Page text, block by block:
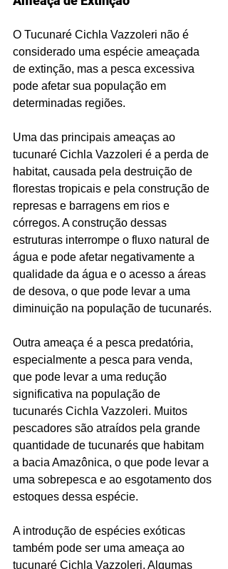
O Tucunaré Cichla Vazzoleri não é
considerado uma espécie ameaçada
de extinção, mas a pesca excessiva
pode afetar sua população em
determinadas regiões.
Uma das principais ameaças ao
tucunaré Cichla Vazzoleri é a perda de
habitat, causada pela destruição de
florestas tropicais e pela construção de
represas e barragens em rios e
córregos. A construção dessas
estruturas interrompe o fluxo natural de
água e pode afetar negativamente a
qualidade da água e o acesso a áreas
de desova, o que pode levar a uma
diminuição na população de tucunarés.
Outra ameaça é a pesca predatória,
especialmente a pesca para venda,
que pode levar a uma redução
significativa na população de
tucunarés Cichla Vazzoleri. Muitos
pescadores são atraídos pela grande
quantidade de tucunarés que habitam
a bacia Amazônica, o que pode levar a
uma sobrepesca e ao esgotamento dos
estoques dessa espécie.
A introdução de espécies exóticas
também pode ser uma ameaça ao
tucunaré Cichla Vazzoleri. Algumas